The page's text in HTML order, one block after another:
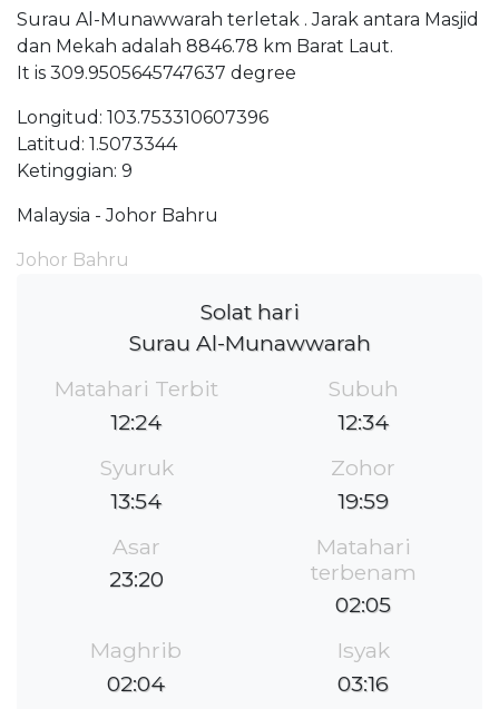
Surau Al-Munawwarah terletak . Jarak antara Masjid
dan Mekah adalah 8846.78 km Barat Laut.
It is 309.9505645747637 degree
Longitud: 103.753310607396
Latitud: 1.5073344
Ketinggian: 9
Malaysia - Johor Bahru
Johor Bahru
Solat hari
Surau Al-Munawwarah
Matahari Terbit
12:24
Subuh
12:34
Syuruk
13:54
Zohor
19:59
Asar
23:20
Matahari
terbenam
02:05
Maghrib
02:04
Isyak
03:16